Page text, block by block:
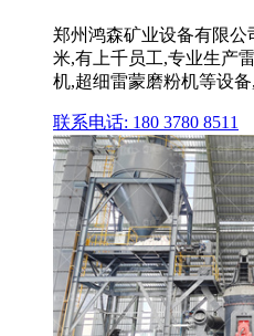
郑州鸿森矿业设备有限公
米,有上千员工,专业生产
机,超细雷蒙磨粉机等设备
联系电话: 180 3780 8511